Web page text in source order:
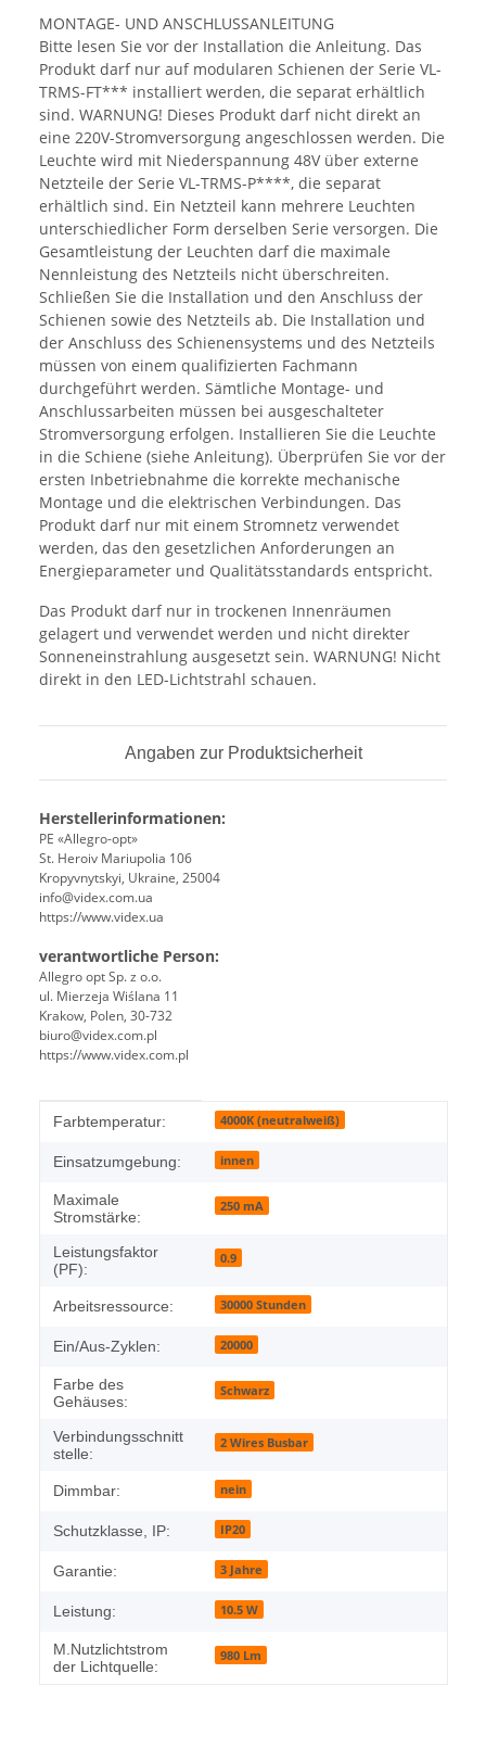
MONTAGE- UND ANSCHLUSSANLEITUNG
Bitte lesen Sie vor der Installation die Anleitung. Das
Produkt darf nur auf modularen Schienen der Serie VL-
TRMS-FT*** installiert werden, die separat erhältlich
sind. WARNUNG! Dieses Produkt darf nicht direkt an
eine 220V-Stromversorgung angeschlossen werden. Die
Leuchte wird mit Niederspannung 48V über externe
Netzteile der Serie VL-TRMS-P****, die separat
erhältlich sind. Ein Netzteil kann mehrere Leuchten
unterschiedlicher Form derselben Serie versorgen. Die
Gesamtleistung der Leuchten darf die maximale
Nennleistung des Netzteils nicht überschreiten.
Schließen Sie die Installation und den Anschluss der
Schienen sowie des Netzteils ab. Die Installation und
der Anschluss des Schienensystems und des Netzteils
müssen von einem qualifizierten Fachmann
durchgeführt werden. Sämtliche Montage- und
Anschlussarbeiten müssen bei ausgeschalteter
Stromversorgung erfolgen. Installieren Sie die Leuchte
in die Schiene (siehe Anleitung). Überprüfen Sie vor der
ersten Inbetriebnahme die korrekte mechanische
Montage und die elektrischen Verbindungen. Das
Produkt darf nur mit einem Stromnetz verwendet
werden, das den gesetzlichen Anforderungen an
Energieparameter und Qualitätsstandards entspricht.
Das Produkt darf nur in trockenen Innenräumen
gelagert und verwendet werden und nicht direkter
Sonneneinstrahlung ausgesetzt sein. WARNUNG! Nicht
direkt in den LED-Lichtstrahl schauen.
Angaben zur Produktsicherheit
Herstellerinformationen:
PE «Allegro-opt»
St. Heroiv Mariupolia 106
Kropyvnytskyi, Ukraine, 25004
info@videx.com.ua
https://www.videx.ua
verantwortliche Person:
Allegro opt Sp. z o.o.
ul. Mierzeja Wiślana 11
Krakow, Polen, 30-732
biuro@videx.com.pl
https://www.videx.com.pl
Produkteigenschaft
Wert
Farbtemperatur: 4000K (neutralweiß)
Einsatzumgebung: innen
Maximale
Stromstärke:
250 mA
Leistungsfaktor
(PF):
0.9
Arbeitsressource: 30000 Stunden
Ein/Aus-Zyklen: 20000
Farbe des
Gehäuses:
Schwarz
Verbindungsschnitt
stelle:
2 Wires Busbar
Dimmbar: nein
Schutzklasse, IP: IP20
Garantie: 3 Jahre
Leistung: 10.5 W
M.Nutzlichtstrom
der Lichtquelle:
980 Lm